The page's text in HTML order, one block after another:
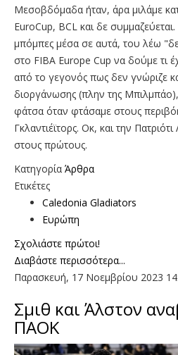
Μεσοβδόμαδα ήταν, άρα μιλάμε
EuroCup, BCL και δε συμμαζεύεται.
μπόμπες μέσα σε αυτά, του λέω
στο FIBA Europe Cup να δούμε τι
από το γεγονός πως δεν γνώριζε
διοργάνωσης (πλην της
φάτσα όταν φτάσαμε στους
Γκλαντιέϊτορς. Οκ, και την
στους πρώτους.
Κατηγορία Άρθρα
Ετικέτες
Caledonia Gladiators
Ευρώπη
Σχολιάστε πρώτοι!
Διαβάστε περισσότερα...
Παρασκευή, 17 Νοεμβρίου 2023
Σμιθ και Άλστον
ΠΑΟΚ